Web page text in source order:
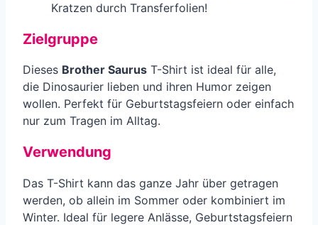
Kratzen durch Transferfolien!
Zielgruppe
Dieses Brother Saurus T-Shirt ist ideal für alle,
die Dinosaurier lieben und ihren Humor zeigen
wollen. Perfekt für Geburtstagsfeiern oder einfach
nur zum Tragen im Alltag.
Verwendung
Das T-Shirt kann das ganze Jahr über getragen
werden, ob allein im Sommer oder kombiniert im
Winter. Ideal für legere Anlässe, Geburtstagsfeiern